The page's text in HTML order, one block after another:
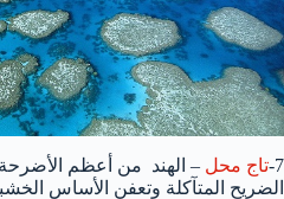
7- تاج محل – الهند من أعظم
الضريح المتآكلة وتعفن الأساس